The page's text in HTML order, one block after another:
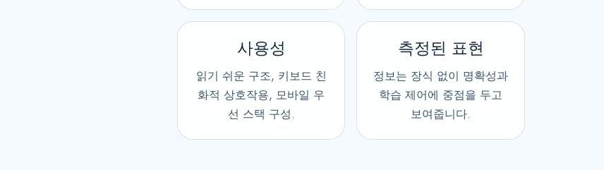
사용성
읽기 쉬운 구조, 키보드 친
화적 상호작용, 모바일 우
선 스택 구성.
측정된 표현
정보는 장식 없이 명확성과
학습 제어에 중점을 두고
보여줍니다.